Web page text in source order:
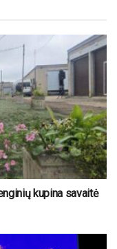
kupina savaitė